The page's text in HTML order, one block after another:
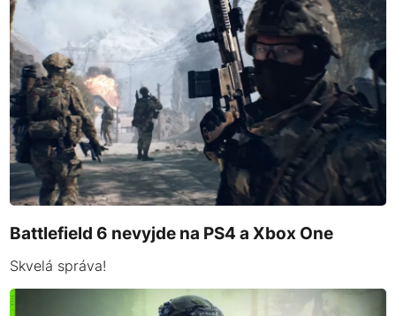
Battlefield 6 nevyjde na PS4 a Xbox One
Skvelá správa!